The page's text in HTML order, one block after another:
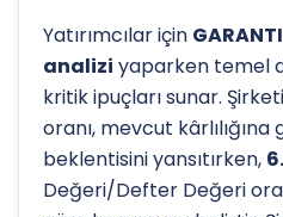
Yatırımcılar için
analizi yaparken temel
kritik ipuçları sunar.
oranı, mevcut
beklentisini yansıtırken,
Değeri/Defter Değeri